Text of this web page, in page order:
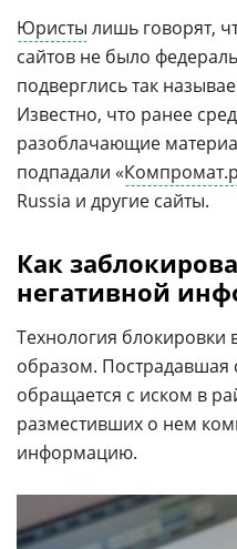
Юристы лишь говорят,
сайтов не было
подверглись так
Известно, что ранее
разоблачающие
подпадали «
Russia и другие сайты.
Как
негативной
Технология
образом. Пострадавшая
обращается с иском в
разместивших о нем
информацию.